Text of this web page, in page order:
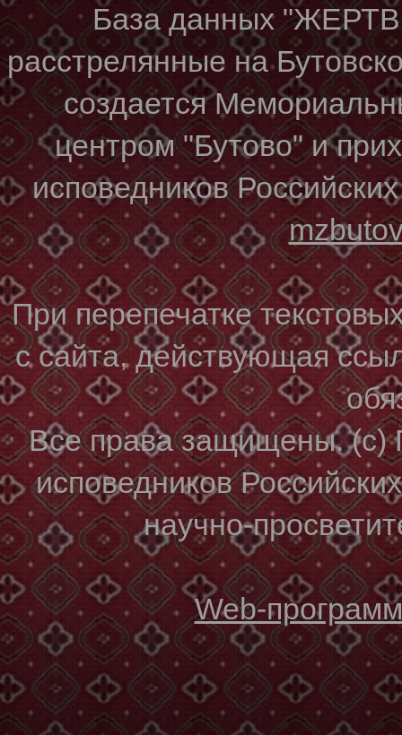
База данных
расстрелянные на
создается
центром "Бутово" и
исповедников
При перепечатке
с сайта, действующая
Все права защищены. (с)
исповедников
научно-
Web-